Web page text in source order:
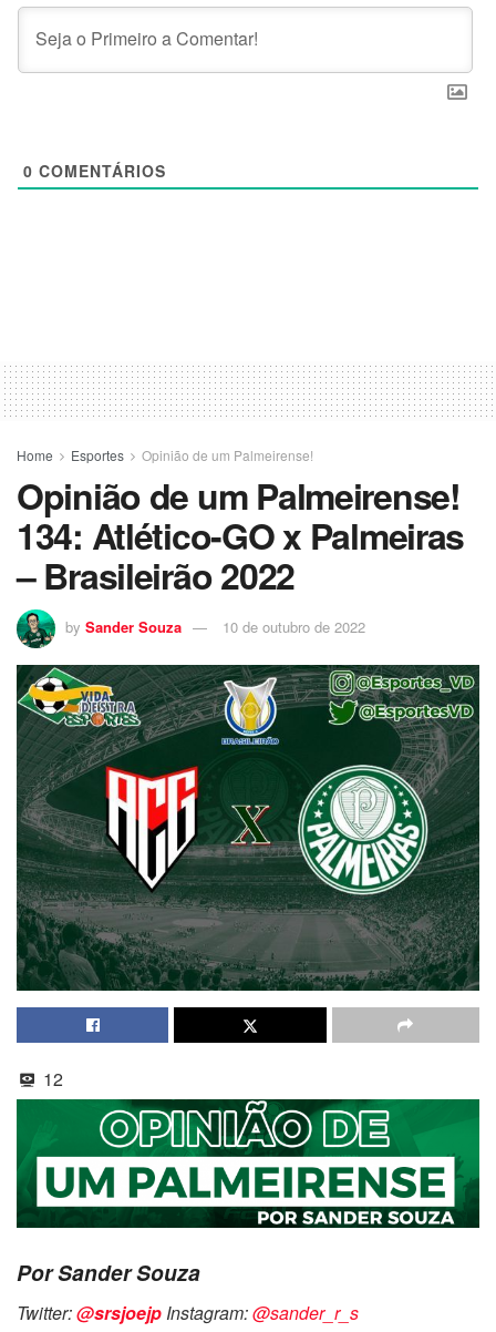
0 COMENTÁRIOS
Home Esportes Opinião de um Palmeirense!
Opinião de um Palmeirense!
134: Atlético-GO x Palmeiras
– Brasileirão 2022
by Sander Souza 10 de outubro de 2022
12
Por Sander Souza
Twitter:@srsjoejp Instagram:@sander_r_s